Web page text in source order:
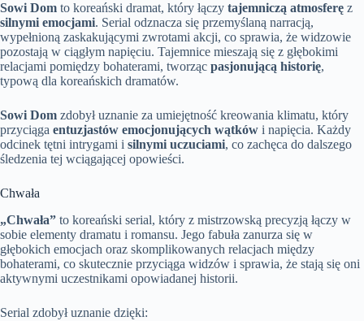
Sowi Dom to koreański dramat, który łączy tajemniczą atmosferę z
silnymi emocjami. Serial odznacza się przemyślaną narracją,
wypełnioną zaskakującymi zwrotami akcji, co sprawia, że widzowie
pozostają w ciągłym napięciu. Tajemnice mieszają się z głębokimi
relacjami pomiędzy bohaterami, tworząc pasjonującą historię,
typową dla koreańskich dramatów.
Sowi Dom zdobył uznanie za umiejętność kreowania klimatu, który
przyciąga entuzjastów emocjonujących wątków i napięcia. Każdy
odcinek tętni intrygami i silnymi uczuciami, co zachęca do dalszego
śledzenia tej wciągającej opowieści.
Chwała
„Chwała” to koreański serial, który z mistrzowską precyzją łączy w
sobie elementy dramatu i romansu. Jego fabuła zanurza się w
głębokich emocjach oraz skomplikowanych relacjach między
bohaterami, co skutecznie przyciąga widzów i sprawia, że stają się oni
aktywnymi uczestnikami opowiadanej historii.
Serial zdobył uznanie dzięki: